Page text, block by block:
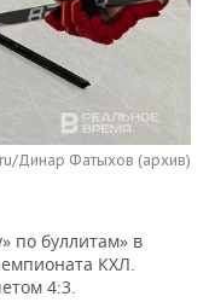
Динар Фатыхов (архив)
по буллитам» в
КХЛ.
4:3.